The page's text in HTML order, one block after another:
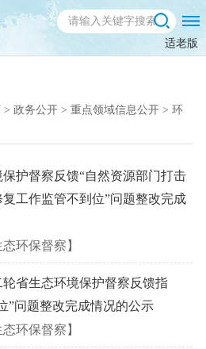
适老版
> 政务公开 > 重点领域信息公开 > 环
护督察反馈“自然资源部门打击
工作监管不到位”问题整改完成
态环保督察】
省生态环境保护督察反馈指
”问题整改完成情况的公示
态环保督察】